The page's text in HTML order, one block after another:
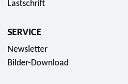
Lastschrift
SERVICE
Newsletter
Bilder-Download